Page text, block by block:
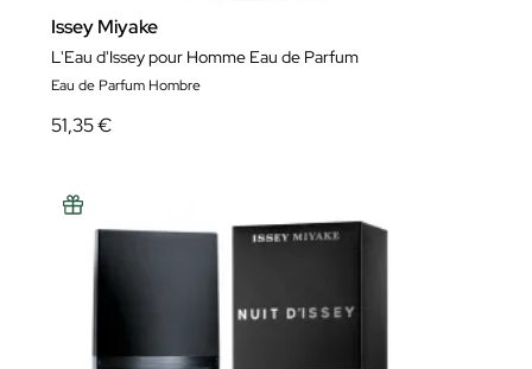
Issey Miyake
L'Eau d'Issey pour Homme Eau de Parfum
Eau de Parfum Hombre
51,35 €